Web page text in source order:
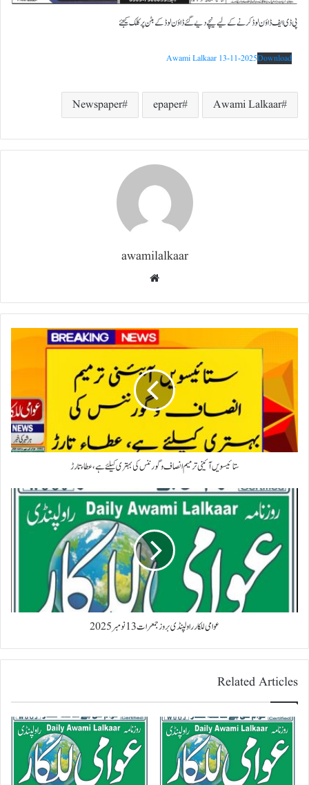
پی ڈی ایف ڈاؤن لوڈ کرنے کے لیے نیچے دیے گئے ڈاؤن لوڈ کے بٹن پر کلک کیجئے
Awami Lalkaar 13-11-2025Download
Awami Lalkaar
epaper
Newspaper
awamilalkaar
ستائیسویں آئینی ترمیم انصاف و گورننس کی بہتری کیلئے ہے، عطاء تارڑ
عوامی للکار راولپنڈی بروز جمعرات 13 نومبر 2025
Related Articles